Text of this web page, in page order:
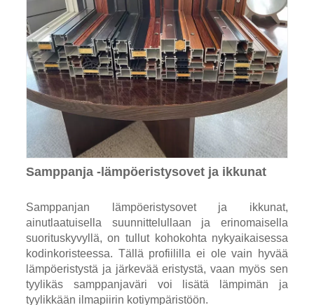
Samppanja -lämpöeristysovet ja ikkunat
Samppanjan lämpöeristysovet ja ikkunat,
ainutlaatuisella suunnittelullaan ja erinomaisella
suorituskyvyllä, on tullut kohokohta nykyaikaisessa
kodinkoristeessa. Tällä profiililla ei ole vain hyvää
lämpöeristystä ja järkevää eristystä, vaan myös sen
tyylikäs samppanjaväri voi lisätä lämpimän ja
tyylikkään ilmapiirin kotiympäristöön.